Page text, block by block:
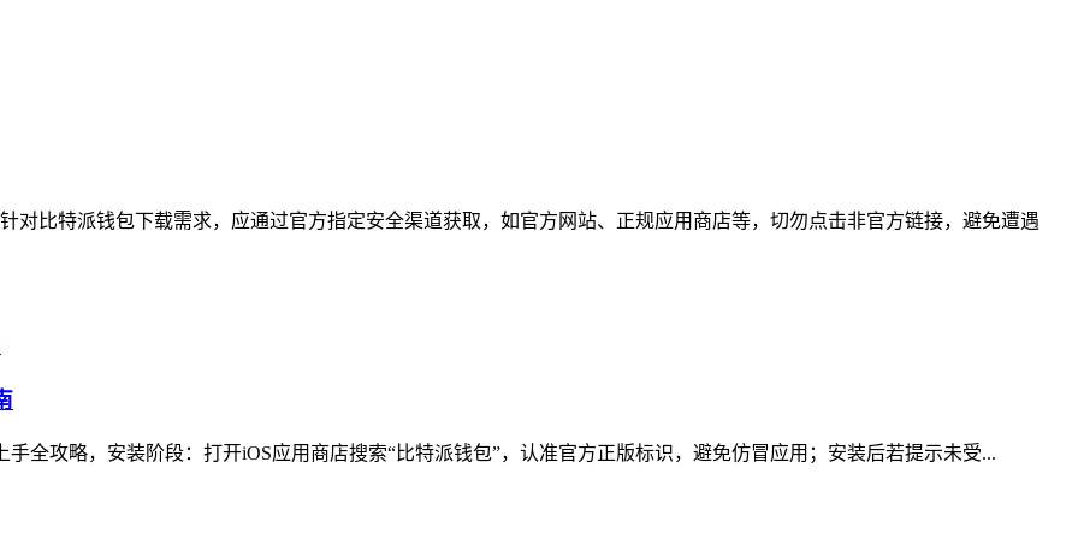
对比特派钱包下载需求，应通过官方指定安全渠道获取，如官方网站、正规应用商店等，切勿点击非官方链接，避免遭遇
全攻略，安装阶段：打开iOS应用商店搜索“比特派钱包”，认准官方正版标识，避免仿冒应用；安装后若提示未受...